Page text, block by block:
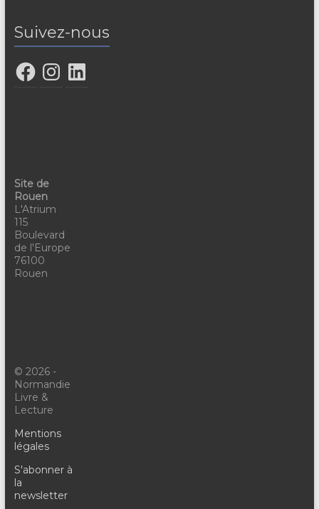
Suivez-nous
Site de
Rouen
L'Atrium
115
Boulevard
de l'Europe
76100
Rouen
© 2026 -
Normandie
Livre &
Lecture
Mentions
légales
S'abonner à
la
newsletter